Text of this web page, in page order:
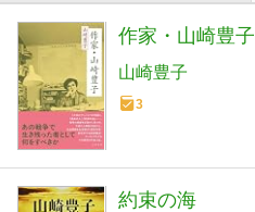
作家・山崎豊子
山崎豊子
3
約束の海